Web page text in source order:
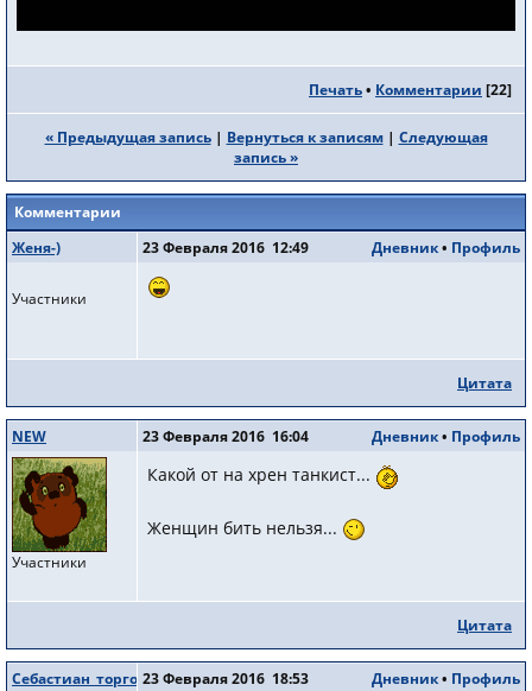
Печать• Комментарии [22]
« Предыдущая запись| Вернуться к записям| Следующая
запись »
Комментарии
Женя-)
Участники
Дневник• Профиль
23 Февраля 2016 12:49
Цитата
NEW
Участники
Дневник• Профиль
23 Февраля 2016 16:04
Какой от на хрен танкист...
Женщин бить нельзя...
Цитата
Себастиан_торговец Дневник• Профиль
23 Февраля 2016 18:53